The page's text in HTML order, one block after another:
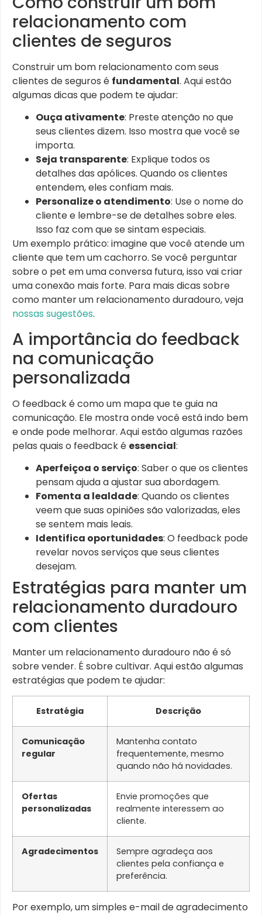
relacionamento com
clientes de seguros
Construir um bom relacionamento com seus
clientes de seguros é fundamental. Aqui estão
algumas dicas que podem te ajudar:
Ouça ativamente: Preste atenção no que
seus clientes dizem. Isso mostra que você se
importa.
Seja transparente: Explique todos os
detalhes das apólices. Quando os clientes
entendem, eles confiam mais.
Personalize o atendimento: Use o nome do
cliente e lembre-se de detalhes sobre eles.
Isso faz com que se sintam especiais.
Um exemplo prático: imagine que você atende um
cliente que tem um cachorro. Se você perguntar
sobre o pet em uma conversa futura, isso vai criar
uma conexão mais forte. Para mais dicas sobre
como manter um relacionamento duradouro, veja
nossas sugestões.
A importância do feedback
na comunicação
personalizada
O feedback é como um mapa que te guia na
comunicação. Ele mostra onde você está indo bem
e onde pode melhorar. Aqui estão algumas razões
pelas quais o feedback é essencial:
Aperfeiçoa o serviço: Saber o que os clientes
pensam ajuda a ajustar sua abordagem.
Fomenta a lealdade: Quando os clientes
veem que suas opiniões são valorizadas, eles
se sentem mais leais.
Identifica oportunidades: O feedback pode
revelar novos serviços que seus clientes
desejam.
Estratégias para manter um
relacionamento duradouro
com clientes
Manter um relacionamento duradouro não é só
sobre vender. É sobre cultivar. Aqui estão algumas
estratégias que podem te ajudar:
Estratégia Descrição
Comunicação
regular
Mantenha contato
frequentemente, mesmo
quando não há novidades.
Ofertas
personalizadas
Envie promoções que
realmente interessem ao
cliente.
Agradecimentos
Sempre agradeça aos
clientes pela confiança e
preferência.
Por exemplo, um simples e-mail de agradecimento